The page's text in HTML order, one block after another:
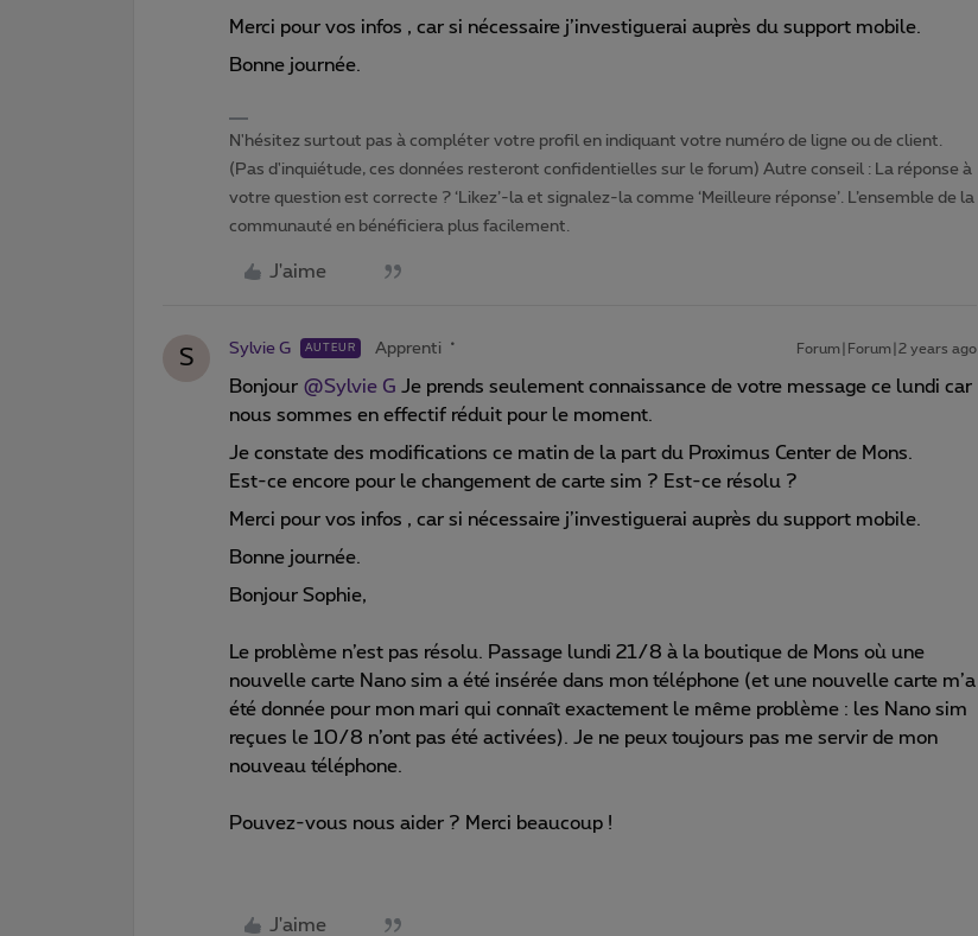
Merci pour vos infos , car si nécessaire j’investiguerai auprès du support mobile.
Bonne journée.
N'hésitez surtout pas à compléter votre profil en indiquant votre numéro de ligne ou de client.
(Pas d'inquiétude, ces données resteront confidentielles sur le forum) Autre conseil : La réponse à
votre question est correcte ? ‘Likez’-la et signalez-la comme ‘Meilleure réponse’. L’ensemble de la
communauté en bénéficiera plus facilement.
J'aime
S Sylvie G AUTEUR Apprenti Forum|Forum|2 years ago
Bonjour @Sylvie G Je prends seulement connaissance de votre message ce lundi car
nous sommes en effectif réduit pour le moment.
Je constate des modifications ce matin de la part du Proximus Center de Mons.
Est-ce encore pour le changement de carte sim ? Est-ce résolu ?
Merci pour vos infos , car si nécessaire j’investiguerai auprès du support mobile.
Bonne journée.
Bonjour Sophie,
Le problème n’est pas résolu. Passage lundi 21/8 à la boutique de Mons où une
nouvelle carte Nano sim a été insérée dans mon téléphone (et une nouvelle carte m’a
été donnée pour mon mari qui connaît exactement le même problème : les Nano sim
reçues le 10/8 n’ont pas été activées). Je ne peux toujours pas me servir de mon
nouveau téléphone.
Pouvez-vous nous aider ? Merci beaucoup !
J'aime